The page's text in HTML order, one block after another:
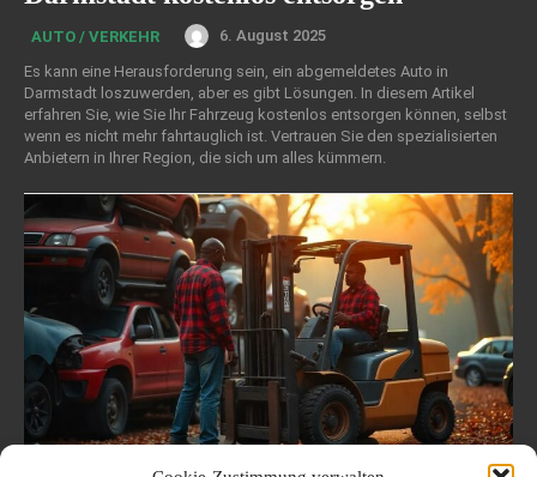
AUTO / VERKEHR
6. August 2025
Es kann eine Herausforderung sein, ein abgemeldetes Auto in
Darmstadt loszuwerden, aber es gibt Lösungen. In diesem Artikel
erfahren Sie, wie Sie Ihr Fahrzeug kostenlos entsorgen können, selbst
wenn es nicht mehr fahrtauglich ist. Vertrauen Sie den spezialisierten
Anbietern in Ihrer Region, die sich um alles kümmern.